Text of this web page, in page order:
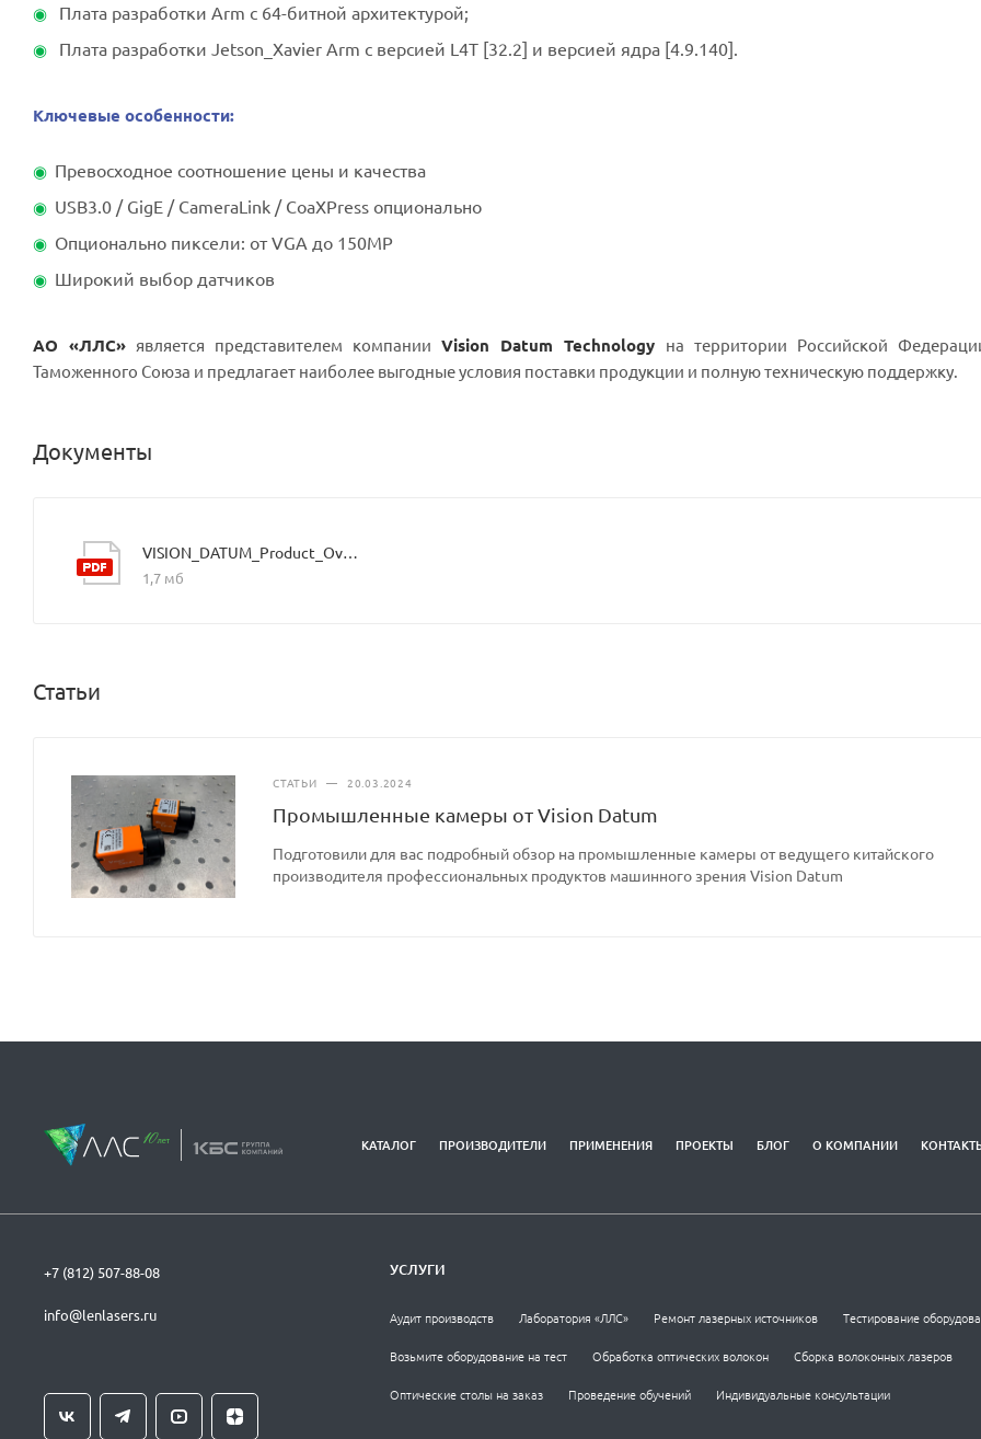
Плата разработки Arm с 64-битной архитектурой;
Плата разработки Jetson_Xavier Arm с версией L4T [32.2] и версией ядра [4.9.140].
Ключевые особенности:
Превосходное соотношение цены и качества
USB3.0 / GigE / CameraLink / CoaXPress опционально
Опционально пиксели: от VGA до 150MP
Широкий выбор датчиков
АО «ЛЛС» является представителем компании Vision Datum Technology на территории Российской
Таможенного Союза и предлагает наиболее выгодные условия поставки продукции и полную техническую поддержку.
Документы
VISION_DATUM_Product_Overview_Mars_2021.9_EN
1,7 мб
Статьи
СТАТЬИ — 20.03.2024
Промышленные камеры от Vision Datum
Подготовили для вас подробный обзор на промышленные камеры от ведущего китайского
производителя профессиональных продуктов машинного зрения Vision Datum
КАТАЛОГ ПРОИЗВОДИТЕЛИ ПРИМЕНЕНИЯ ПРОЕКТЫ БЛОГ О КОМПАНИИ
+7 (812) 507-88-08
info@lenlasers.ru
УСЛУГИ
Аудит производств Лаборатория «ЛЛС» Ремонт лазерных источников Тестирование
Возьмите оборудование на тест Обработка оптических волокон Сборка волоконных лазеров
Оптические столы на заказ Проведение обучений Индивидуальные консультации